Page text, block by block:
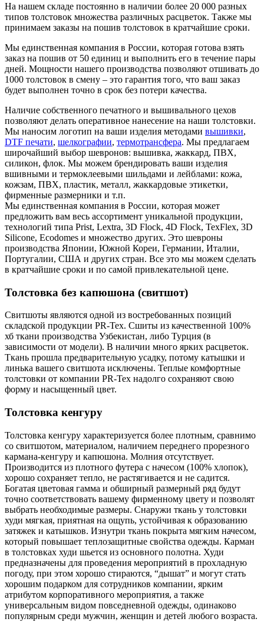
На нашем складе постоянно в наличии более 20 000 разных
типов толстовок множества различных расцветок. Также мы
принимаем заказы на пошив толстовок в кратчайшие сроки.
Мы единственная компания в России, которая готова взять
заказ на пошив от 50 единиц и выполнить его в течение пары
дней. Мощности нашего производства позволяют отшивать до
1000 толстовок в смену – это гарантия того, что ваш заказ
будет выполнен точно в срок без потери качества.
Наличие собственного печатного и вышивального цехов
позволяют делать оперативное нанесение на наши толстовки.
Мы наносим логотип на ваши изделия методами вышивки,
DTF печати, шелкографии, термотрансфера. Мы предлагаем
широчайший выбор шевронов: вышивка, жаккард, ПВХ,
силикон, флок. Мы можем брендировать ваши изделия
вшивными и термоклеевыми шильдами и лейблами: кожа,
кожзам, ПВХ, пластик, металл, жаккардовые этикетки,
фирменные размерники и т.п.
Мы единственная компания в России, которая может
предложить вам весь ассортимент уникальной продукции,
технологий типа Prist, Lextra, 3D Flock, 4D Flock, TexFlex, 3D
Silicone, Ecodomes и множество других. Это шевроны
производства Японии, Южной Кореи, Германии, Италии,
Португалии, США и других стран. Все это мы можем сделать
в кратчайшие сроки и по самой привлекательной цене.
Толстовка без капюшона (свитшот)
Свитшоты являются одной из востребованных позиций
складской продукции PR-Tex. Сшиты из качественной 100%
хб ткани производства Узбекистан, либо Турция (в
зависимости от модели). В наличии много ярких расцветок.
Ткань прошла предварительную усадку, потому катышки и
линька вашего свитшота исключены. Теплые комфортные
толстовки от компании PR-Tex надолго сохраняют свою
форму и насыщенный цвет.
Толстовка кенгуру
Толстовка кенгуру характеризуется более плотным, сравнимо
со свитшотом, материалом, наличием переднего прорезного
кармана-кенгуру и капюшона. Молния отсутствует.
Производится из плотного футера с начесом (100% хлопок),
хорошо сохраняет тепло, не растягивается и не садится.
Богатая цветовая гамма и обширный размерный ряд будут
точно соответствовать вашему фирменному цвету и позволят
выбрать необходимые размеры. Снаружи ткань у толстовки
худи мягкая, приятная на ощупь, устойчивая к образованию
затяжек и катышков. Изнутри ткань покрыта мягким начесом,
который повышает теплозащитные свойства одежды. Карман
в толстовках худи шьется из основного полотна. Худи
предназначены для проведения мероприятий в прохладную
погоду, при этом хорошо стираются, “дышат” и могут стать
хорошим подарком для сотрудников компании, ярким
атрибутом корпоративного мероприятия, а также
универсальным видом повседневной одежды, одинаково
популярным среди мужчин, женщин и детей любого возраста.